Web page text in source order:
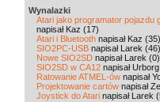
Wynalazki
Atari jako programator pojazdu
napisał Kaz (17)
Atari i Bluetooth napisał Kaz (35)
SIO2PC-USB napisał Larek (46)
Nowe SIO2SD napisał Larek (0)
SIO2SD w CA12 napisał
Ratowanie ATMEL-ów napisał
Projektowanie cartów napisał
Joystick do Atari napisał Larek